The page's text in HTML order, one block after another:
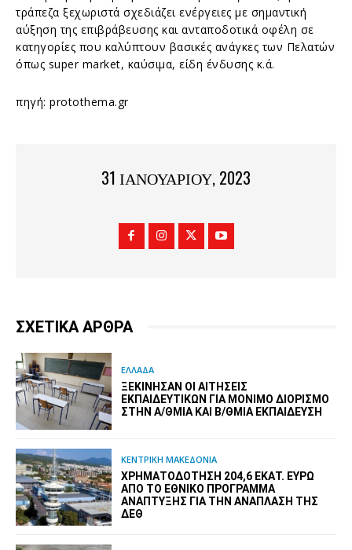
τράπεζα ξεχωριστά σχεδιάζει ενέργειες με σημαντική
αύξηση της επιβράβευσης και ανταποδοτικά οφέλη σε
κατηγορίες που καλύπτουν βασικές ανάγκες των Πελατών
όπως super market, καύσιμα, είδη ένδυσης κ.ά.
πηγή: protothema.gr
31 ΙΑΝΟΥΑΡΊΟΥ, 2023
ΣΧΕΤΙΚΑ ΑΡΘΡΑ
ΕΛΛΑΔΑ
ΞΕΚΊΝΗΣΑΝ ΟΙ ΑΙΤΉΣΕΙΣ
ΕΚΠΑΙΔΕΥΤΙΚΏΝ ΓΙΑ ΜΌΝΙΜΟ ΔΙΟΡΙΣΜΌ
ΣΤΗΝ Α/ΘΜΙΑ ΚΑΙ Β/ΘΜΙΑ ΕΚΠΑΊΔΕΥΣΗ
ΚΕΝΤΡΙΚΗ ΜΑΚΕΔΟΝΙΑ
ΧΡΗΜΑΤΟΔΌΤΗΣΗ 204,6 ΕΚΑΤ. ΕΥΡΏ
ΑΠΌ ΤΟ ΕΘΝΙΚΌ ΠΡΌΓΡΑΜΜΑ
ΑΝΆΠΤΥΞΗΣ ΓΙΑ ΤΗΝ ΑΝΆΠΛΑΣΗ ΤΗΣ
ΔΕΘ